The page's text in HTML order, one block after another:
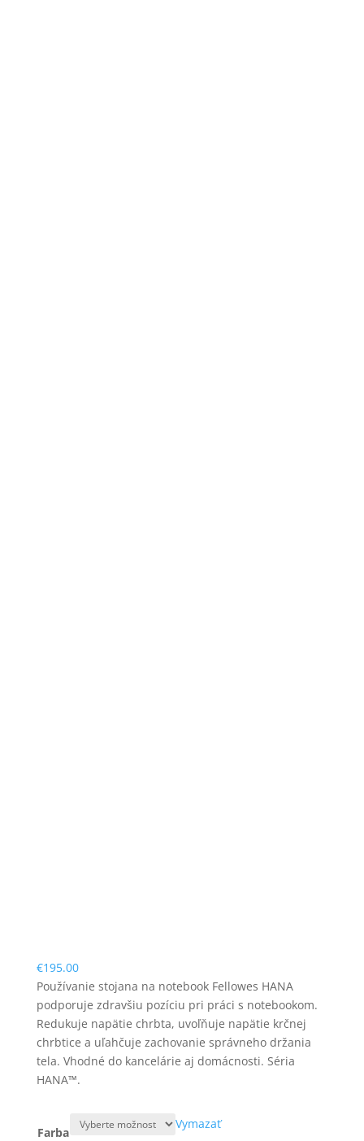
€195.00
Používanie stojana na notebook Fellowes HANA
podporuje zdravšiu pozíciu pri práci s notebookom.
Redukuje napätie chrbta, uvoľňuje napätie krčnej
chrbtice a uľahčuje zachovanie správneho držania
tela. Vhodné do kancelárie aj domácnosti. Séria
HANA™.
Farba
Vymazať